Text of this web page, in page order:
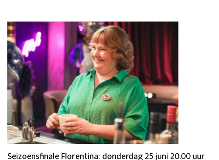
Seizoensfinale Florentina: donderdag 25 juni 20.00 uur